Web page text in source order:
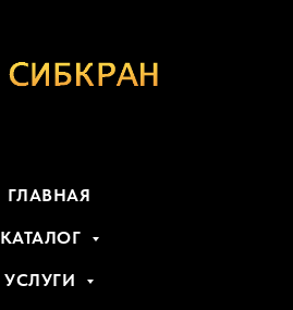
ГЛАВНАЯ
КАТАЛОГ
УСЛУГИ